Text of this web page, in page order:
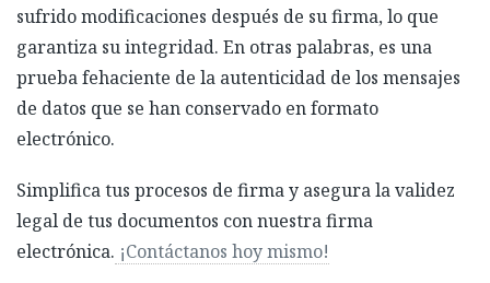
sufrido modificaciones después de su firma, lo que
garantiza su integridad. En otras palabras, es una
prueba fehaciente de la autenticidad de los mensajes
de datos que se han conservado en formato
electrónico.
Simplifica tus procesos de firma y asegura la validez
legal de tus documentos con nuestra firma
electrónica. ¡Contáctanos hoy mismo!